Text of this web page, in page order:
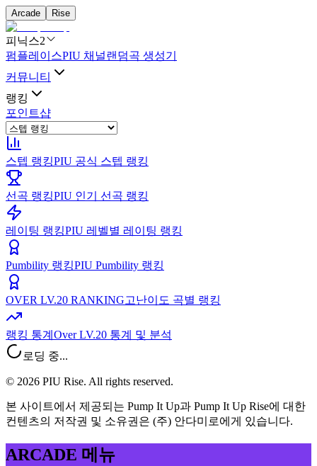
Arcade Rise
피닉스2
펌플레이스PIU 채널랜덤곡 생성기
커뮤니티
랭킹
포인트샵
스텝 랭킹PIU 공식 스텝 랭킹
선곡 랭킹PIU 인기 선곡 랭킹
레이팅 랭킹PIU 레벨별 레이팅 랭킹
Pumbility 랭킹PIU Pumbility 랭킹
OVER LV.20 RANKING고난이도 곡별 랭킹
랭킹 통계 Over LV.20 통계 및 분석
로딩 중...
© 2026 PIU Rise. All rights reserved.
본 사이트에서 제공되는 Pump It Up과 Pump It Up Rise에 대한
컨텐츠의 저작권 및 소유권은 (주) 안다미로에게 있습니다.
ARCADE 메뉴